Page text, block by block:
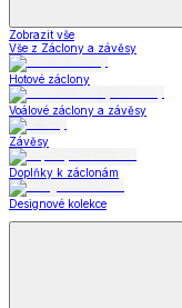
Zobrazit vše
Vše z Záclony a závěsy
Hotové záclony
Voálové záclony a závěsy
Závěsy
Doplňky k záclonám
Designové kolekce